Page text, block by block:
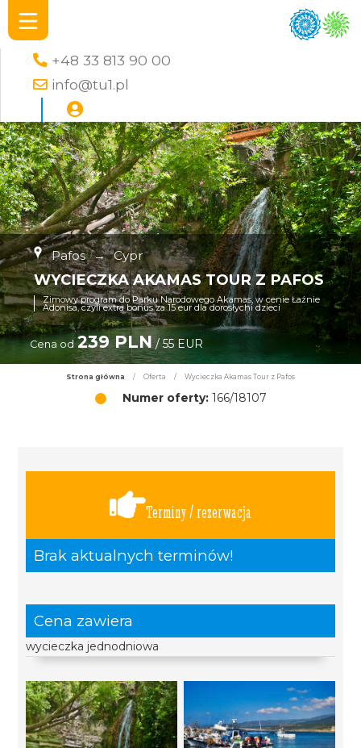
+48 33 813 90 00
info@tu1.pl
Pafos → Cypr
WYCIECZKA AKAMAS TOUR Z PAFOS
Zimowy program do Parku Narodowego Akamas, w cenie Łaźnie
Adonisa, czyli extra bonus za 15 eur dla dorosłychi dzieci
Cena od 239 PLN/ 55 EUR
Strona główna / Oferta / Wycieczka Akamas Tour z Pafos
Numer oferty:166/18107
Terminy / rezerwacja
Brak aktualnych terminów!
Cena zawiera
wycieczka jednodniowa